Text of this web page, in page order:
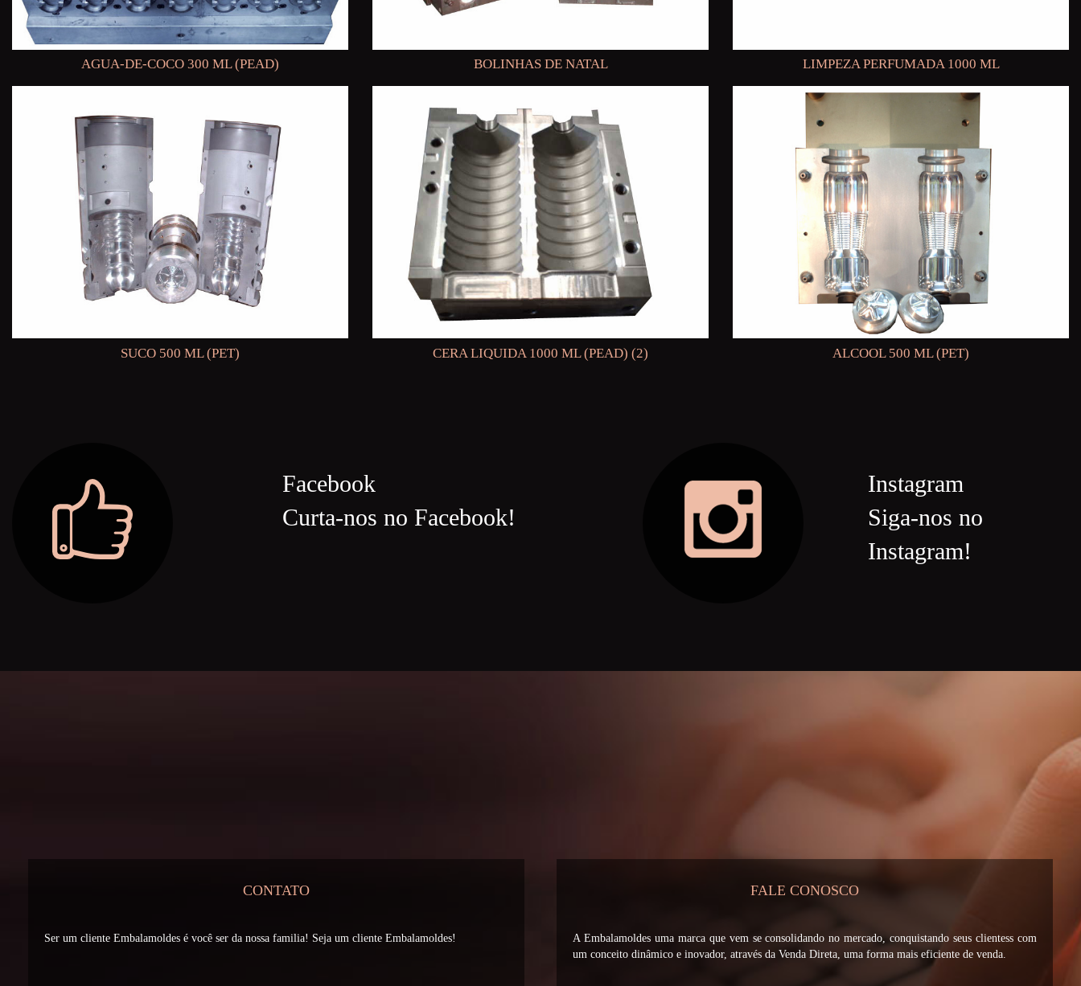
AGUA-DE-COCO 300 ML (PEAD) BOLINHAS DE NATAL LIMPEZA PERFUMADA 1000 ML
SUCO 500 ML (PET) CERA LIQUIDA 1000 ML (PEAD) (2) ALCOOL 500 ML (PET)
Facebook
Curta-nos no Facebook!
Instagram
Siga-nos no
Instagram!
CONTATO
Ser um cliente Embalamoldes é você ser da nossa familia! Seja um cliente Embalamoldes!
FALE CONOSCO
A Embalamoldes uma marca que vem se consolidando no mercado, conquistando seus clientess com
um conceito dinâmico e inovador, através da Venda Direta, uma forma mais eficiente de venda.